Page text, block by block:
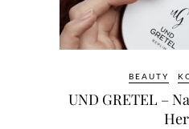
BEAUTY
UND GRETEL –